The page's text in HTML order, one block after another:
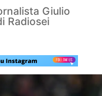
Giulio
Radiosei